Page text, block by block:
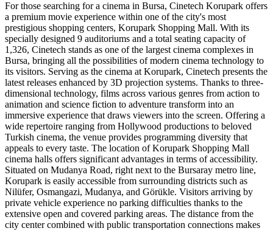
For those searching for a cinema in Bursa, Cinetech Korupark offers
a premium movie experience within one of the city's most
prestigious shopping centers, Korupark Shopping Mall. With its
specially designed 9 auditoriums and a total seating capacity of
1,326, Cinetech stands as one of the largest cinema complexes in
Bursa, bringing all the possibilities of modern cinema technology to
its visitors. Serving as the cinema at Korupark, Cinetech presents the
latest releases enhanced by 3D projection systems. Thanks to three-
dimensional technology, films across various genres from action to
animation and science fiction to adventure transform into an
immersive experience that draws viewers into the screen. Offering a
wide repertoire ranging from Hollywood productions to beloved
Turkish cinema, the venue provides programming diversity that
appeals to every taste. The location of Korupark Shopping Mall
cinema halls offers significant advantages in terms of accessibility.
Situated on Mudanya Road, right next to the Bursaray metro line,
Korupark is easily accessible from surrounding districts such as
Nilüfer, Osmangazi, Mudanya, and Görükle. Visitors arriving by
private vehicle experience no parking difficulties thanks to the
extensive open and covered parking areas. The distance from the
city center combined with public transportation connections makes